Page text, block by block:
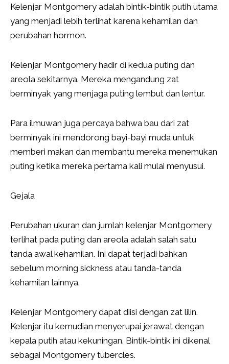
Kelenjar Montgomery adalah bintik-bintik putih utama
yang menjadi lebih terlihat karena kehamilan dan
perubahan hormon.
Kelenjar Montgomery hadir di kedua puting dan
areola sekitarnya. Mereka mengandung zat
berminyak yang menjaga puting lembut dan lentur.
Para ilmuwan juga percaya bahwa bau dari zat
berminyak ini mendorong bayi-bayi muda untuk
memberi makan dan membantu mereka menemukan
puting ketika mereka pertama kali mulai menyusui.
Gejala
Perubahan ukuran dan jumlah kelenjar Montgomery
terlihat pada puting dan areola adalah salah satu
tanda awal kehamilan. Ini dapat terjadi bahkan
sebelum morning sickness atau tanda-tanda
kehamilan lainnya.
Kelenjar Montgomery dapat diisi dengan zat lilin.
Kelenjar itu kemudian menyerupai jerawat dengan
kepala putih atau kekuningan. Bintik-bintik ini dikenal
sebagai Montgomery tubercles.